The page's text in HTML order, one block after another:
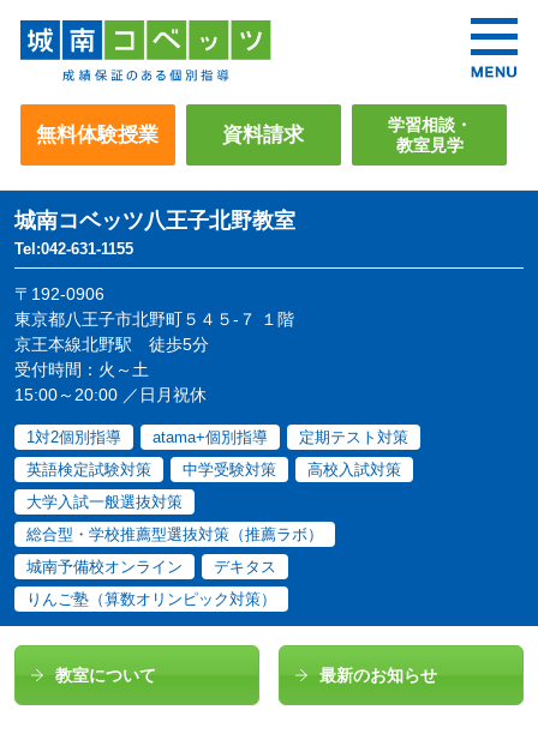
無料体験授業 資料請求
学習相談・
教室見学
城南コベッツ八王子北野教室
Tel:042-631-1155
〒192-0906
東京都八王子市北野町５４５-７ １階
京王本線北野駅 徒歩5分
受付時間：火～土
15:00～20:00 ／日月祝休
1対2個別指導 atama+個別指導
定期テスト対策
英語検定試験対策
中学受験対策
高校入試対策
大学入試一般選抜対策
総合型・学校推薦型選抜対策（推薦ラボ）
城南予備校オンライン
デキタス
りんご塾（算数オリンピック対策）
教室について 最新のお知らせ